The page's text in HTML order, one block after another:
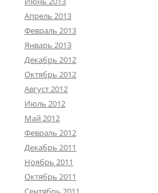
Апрель 2013
Февраль 2013
Январь 2013
Декабрь 2012
Октябрь 2012
Август 2012
Июль 2012
Май 2012
Февраль 2012
Декабрь 2011
Ноябрь 2011
Октябрь 2011